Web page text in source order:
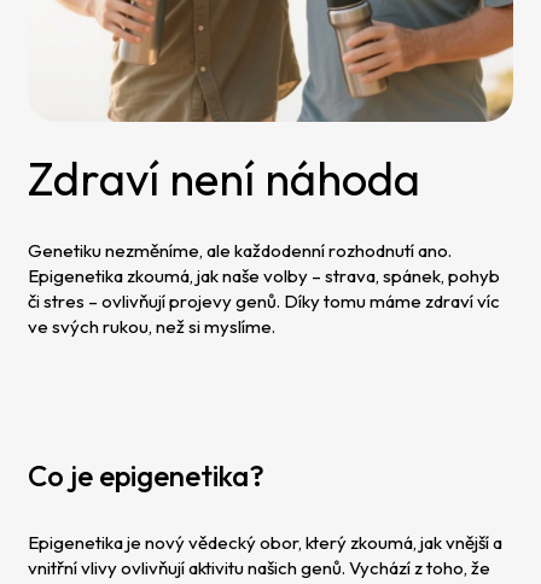
Zdraví není náhoda
Genetiku nezměníme, ale každodenní rozhodnutí ano.
Epigenetika zkoumá, jak naše volby – strava, spánek, pohyb
či stres – ovlivňují projevy genů. Díky tomu máme zdraví víc
ve svých rukou, než si myslíme.
Co je epigenetika?
Epigenetika je nový vědecký obor, který zkoumá, jak vnější a
vnitřní vlivy ovlivňují aktivitu našich genů. Vychází z toho, že